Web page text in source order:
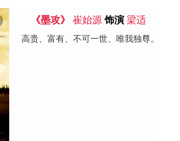
《墨攻》 崔始源 饰演 梁适
高贵、富有、不可一世、唯我独尊。